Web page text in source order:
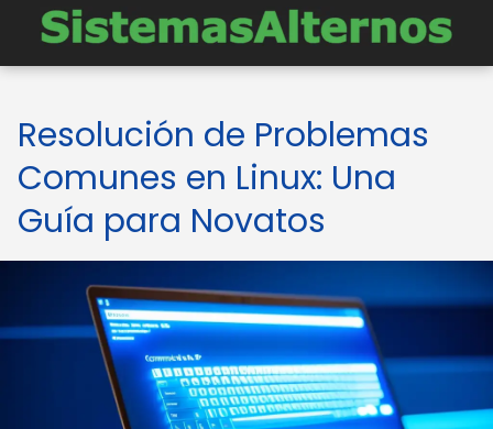
Resolución de Problemas
Comunes en Linux: Una
Guía para Novatos